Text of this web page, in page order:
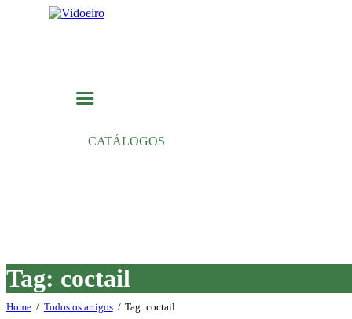
CATÁLOGOS
Tag: coctail
Home Todos os artigos Tag: coctail